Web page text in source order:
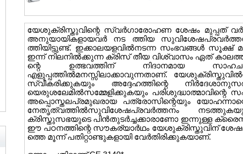
യേശുക്രിസ്തുവിന്റെ സ്വര്‍ഗാരോഹണ ശേഷം മുപ്പത്
അനുയായികളായവര്‍ നട ത്തിയ
ത്തിയിട്ടുണ്ട്. ഇക്കാലയളവില്‍നടന്ന സംഭവങ്ങള്‍ സൂക്ഷ്
ഇന്ന് നിലനില്‍ക്കുന്ന ക്രിസ് തീയ വിശ്വാസം ഏത്
ന്റെ ഉത്ഭവത്തിന് നിദാനമായ
എളുപ്പത്തില്‍മനസ്സിലാക്കാവുന്നതാണ്.
സ്വീകരിക്കുകയും അദ്ദേഹത്തിന്റെ
യെരുശലേമില്‍സമ്മേളിക്കുകയും
അപ്പൊസ്തലപ്രമുഖരായ പത്രോസിന്റെയും
നേതൃത്വത്തില്‍സുവിശേഷപ്രവര്‍ത്തനം
ക്രിസ്തുസഭയുടെ പിന്‍തുടര്‍ച്ചക്കാരാണോ ഇന്നുള്ള
ഈ പഠനത്തിന്റെ സൗകര്യാര്‍ഥം യേശുക്രിസ്തുവിന്
ത്തെ മൂന്ന് പതിറ്റാണ്ടുകളായി വേര്‍തിരിക്കുകയാണ്.